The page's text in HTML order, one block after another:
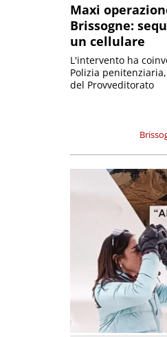
Maxi
Brissogne:
un cellulare
L'intervento ha
Polizia
del Provveditorato